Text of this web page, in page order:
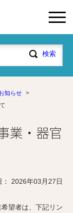
知らせ >
業・器官
： 2026年03月27日
望者は、下記リン